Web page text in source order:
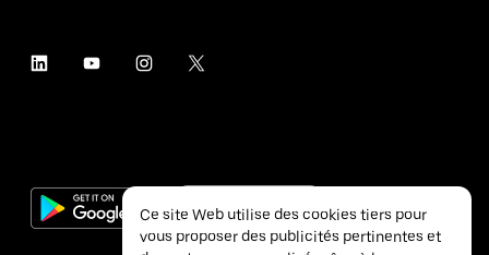
Ce site Web utilise des cookies tiers pour
vous proposer des publicités pertinentes et